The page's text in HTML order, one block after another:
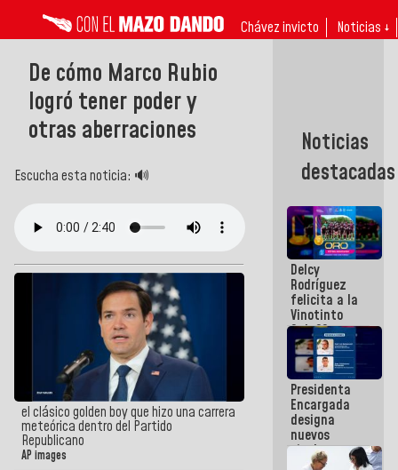
Chávez invicto Noticias ↓
De cómo Marco Rubio
logró tener poder y
otras aberraciones
Escucha esta noticia: 🔊
el clásico golden boy que hizo una carrera
meteórica dentro del Partido
Republicano
AP images
Noticias
destacadas
Delcy
Rodríguez
felicita a la
Vinotinto
Sub 20
campeona
frente
México Sub
23 en los
Centroamericanos
Presidenta
Encargada
designa
nuevos
titulares en